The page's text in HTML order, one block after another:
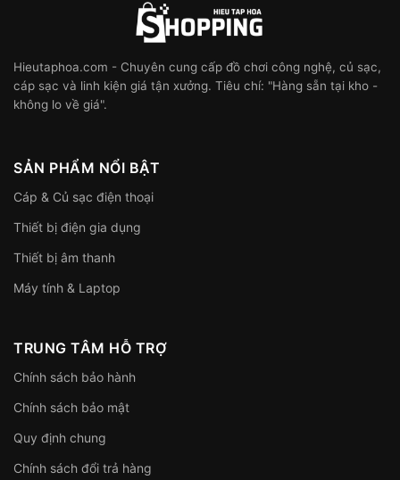
Hieutaphoa.com - Chuyên cung cấp đồ chơi công nghệ, củ sạc,
cáp sạc và linh kiện giá tận xưởng. Tiêu chí: "Hàng sẵn tại kho -
không lo về giá".
SẢN PHẨM NỔI BẬT
Cáp & Củ sạc điện thoại
Thiết bị điện gia dụng
Thiết bị âm thanh
Máy tính & Laptop
TRUNG TÂM HỖ TRỢ
Chính sách bảo hành
Chính sách bảo mật
Quy định chung
Chính sách đổi trả hàng